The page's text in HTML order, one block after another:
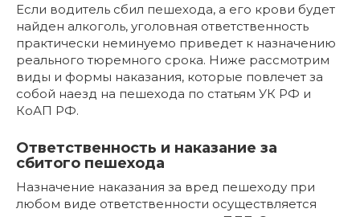
Если водитель сбил пешехода, а его крови будет
найден алкоголь, уголовная ответственность
практически неминуемо приведет к назначению
реального тюремного срока. Ниже рассмотрим
виды и формы наказания, которые повлечет за
собой наезд на пешехода по статьям УК РФ и
КоАП РФ.
Ответственность и наказание за
сбитого пешехода
Назначение наказания за вред пешеходу при
любом виде ответственности осуществляется